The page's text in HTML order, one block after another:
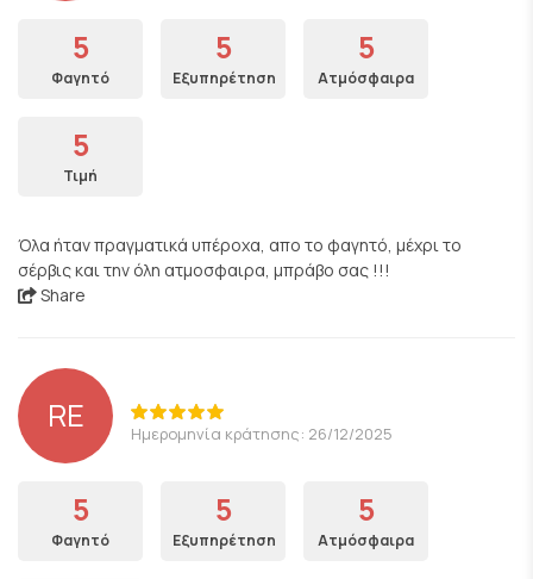
5
Φαγητό
5
Εξυπηρέτηση
5
Ατμόσφαιρα
5
Τιμή
Όλα ήταν πραγματικά υπέροχα, απο το φαγητό, μέχρι το
σέρβις και την όλη ατμοσφαιρα, μπράβο σας !!!
Share
RE Ημερομηνία κράτησης: 26/12/2025
5
Φαγητό
5
Εξυπηρέτηση
5
Ατμόσφαιρα